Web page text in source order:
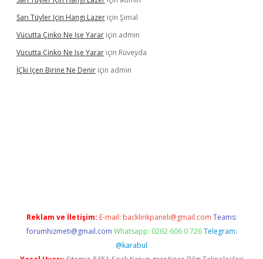
Sarı Tüyler Için Hangi Lazer için Şimal
Vücutta Çinko Ne Işe Yarar için admin
Vücutta Çinko Ne Işe Yarar için Rüveyda
İÇki Içen Birine Ne Denir için admin
Reklam ve İletişim: E-mail: backlinkpaneli@gmail.com Teams:
forumhizmeti@gmail.com Whatsapp: 0262 606 0 726 Telegram:
@karabul